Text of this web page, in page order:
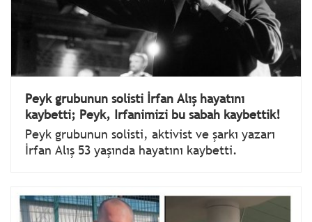
Peyk grubunun solisti İrfan Alış hayatını
kaybetti; Peyk, Irfanimizi bu sabah kaybettik!
Peyk grubunun solisti, aktivist ve şarkı yazarı
İrfan Alış 53 yaşında hayatını kaybetti.